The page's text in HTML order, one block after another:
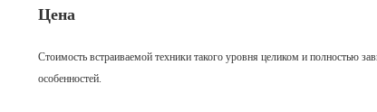
Цена
Стоимость встраиваемой техники такого уровня целиком и полностью
особенностей.